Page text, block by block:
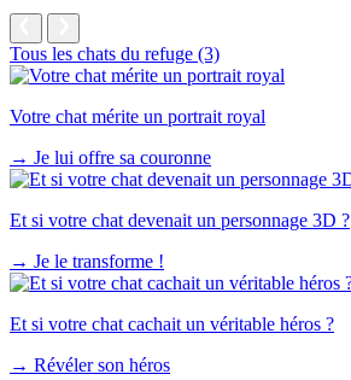
Tous les chats du refuge (3)
Votre chat mérite un portrait royal
→ Je lui offre sa couronne
Et si votre chat devenait un personnage 3D ?
→ Je le transforme !
Et si votre chat cachait un véritable héros ?
→ Révéler son héros